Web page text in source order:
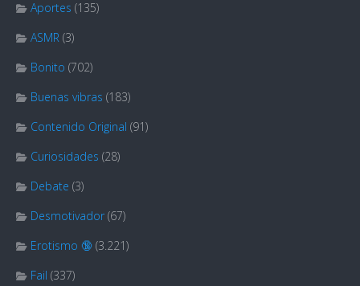
Aportes (135)
ASMR (3)
Bonito (702)
Buenas vibras (183)
Contenido Original (91)
Curiosidades (28)
Debate (3)
Desmotivador (67)
Erotismo 🔞 (3.221)
Fail (337)